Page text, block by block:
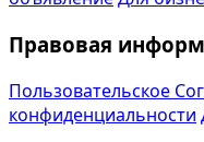
Правовая
Пользовательское
конфиденциальности